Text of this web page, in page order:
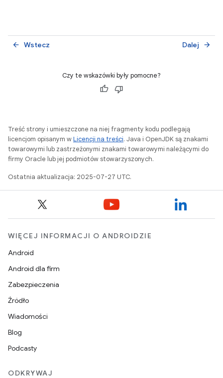
Wstecz
arrow_back Dalej arrow_forward
Czy te wskazówki były pomocne?
Treść strony i umieszczone na niej fragmenty kodu podlegają
licencjom opisanym wLicencji na treści. Java i OpenJDK są znakami
towarowymi lub zastrzeżonymi znakami towarowymi należącymi do
firmy Oracle lub jej podmiotów stowarzyszonych.
Ostatnia aktualizacja: 2025-07-27 UTC.
WIĘCEJ INFORMACJI O ANDROIDZIE
Android
Android dla firm
Zabezpieczenia
Źródło
Wiadomości
Blog
Podcasty
ODKRYWAJ